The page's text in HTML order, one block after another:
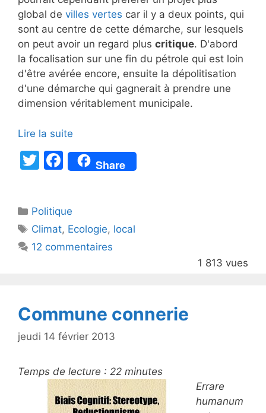
global de villes vertes car il y a deux points, qui
sont au centre de cette démarche, sur lesquels
on peut avoir un regard plus critique. D'abord
la focalisation sur une fin du pétrole qui est loin
d'être avérée encore, ensuite la dépolitisation
d'une démarche qui gagnerait à prendre une
dimension véritablement municipale.
Lire la suite
T
er
F
a
e
b
o
Share
Catégories
Politique
Étiquettes
Climat, Ecologie, local
12 commentaires
1 813 vues
Commune connerie
jeudi 14 février 2013
Temps de lecture : 22 minutes
Errare
humanum